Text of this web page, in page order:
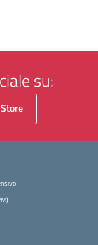
su: